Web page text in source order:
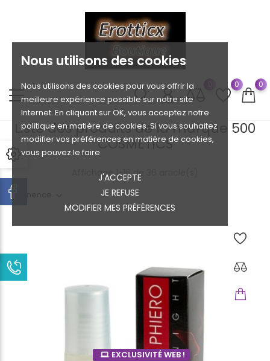
Nous utilisons des cookies
Nous utilisons des cookies pour vous offrir la
meilleure expérience possible sur notre site
Internet. En cliquant sur OK, vous acceptez notre
politique en matière de cookies. Si vous souhaitez
modifier vos préférences en matière de cookies,
vous pouvez le faire
J'ACCEPTE
JE REFUSE
MODIFIER MES PRÉFÉRENCES
0 0
Liste des produits de la marque 500
COSMETICS
Pertinence
Affichage 1-16 de 36 article(s)
EXCLUSIVITÉ WEB !